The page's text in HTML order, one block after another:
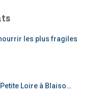
les plus fragiles
Loire à Blaiso…